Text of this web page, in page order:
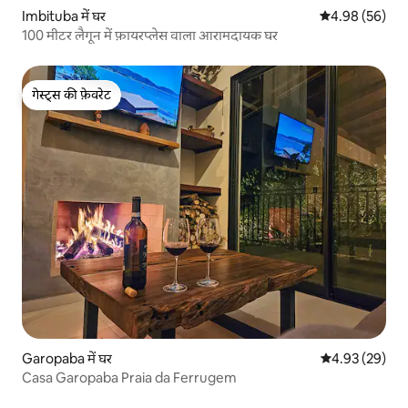
Imbituba में घर औसत रेटिंग 5 में
4.98 (56)
100 मीटर लैगून में फ़ायरप्लेस वाला आरामदायक घर
गेस्ट्स की फ़ेवरेट
गेस्ट्स की फ़ेवरेट
Garopaba में घर औसत रेटिंग 5 में
4.93 (29)
Casa Garopaba Praia da Ferrugem